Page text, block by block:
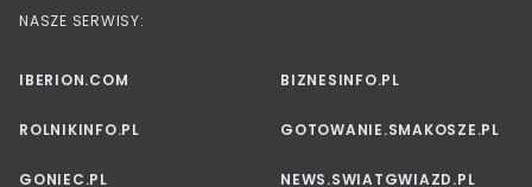
NASZE SERWISY:
IBERION.COM BIZNESINFO.PL
ROLNIKINFO.PL GOTOWANIE.SMAKOSZE.PL
GONIEC.PL NEWS.SWIATGWIAZD.PL